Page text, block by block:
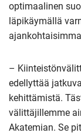
optimaalinen
läpikäymällä
–
edellyttää
kehittämistä.
välittäjillemme
Akatemian. Se